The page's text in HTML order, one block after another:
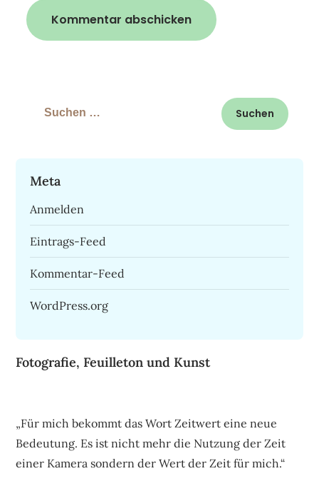
Suchen
Meta
Anmelden
Eintrags-Feed
Kommentar-Feed
WordPress.org
Fotografie, Feuilleton und Kunst
„Für mich bekommt das Wort Zeitwert eine neue
Bedeutung. Es ist nicht mehr die Nutzung der Zeit
einer Kamera sondern der Wert der Zeit für mich.“